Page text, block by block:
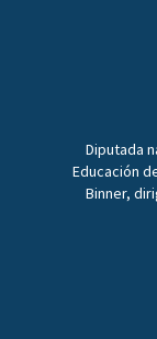
Diputada
Educación
Binner,